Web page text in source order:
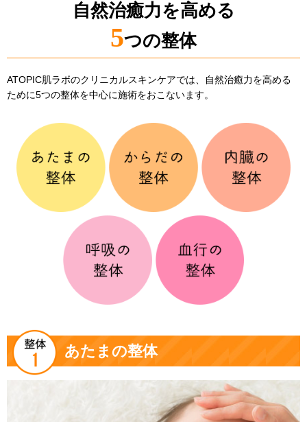
自然治癒力を高める
5つの整体
ATOPIC肌ラボのクリニカルスキンケアでは、自然治癒力を高める
ために5つの整体を中心に施術をおこないます。
あたまの整体